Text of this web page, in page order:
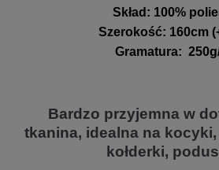
Skład: 100%
Szerokość: 160cm
Gramatura:
Bardzo przyjemna w
tkanina, idealna na
kołderki,